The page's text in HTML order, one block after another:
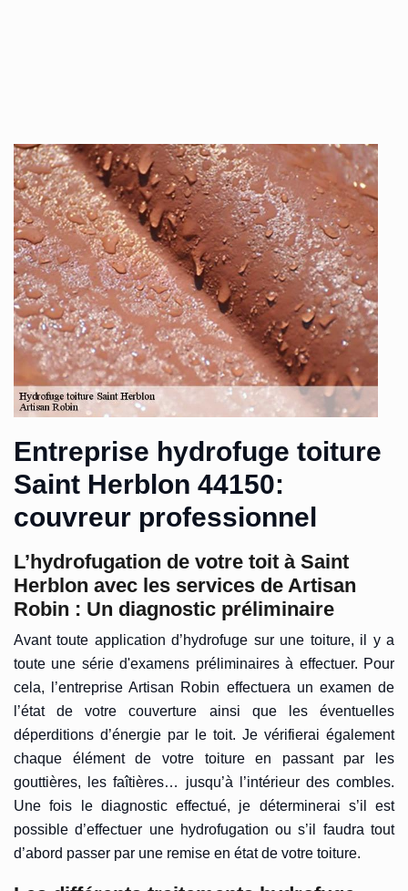
Entreprise hydrofuge toiture
Saint Herblon 44150:
couvreur professionnel
L’hydrofugation de votre toit à Saint
Herblon avec les services de Artisan
Robin : Un diagnostic préliminaire
Avant toute application d’hydrofuge sur une toiture, il y a
toute une série d'examens préliminaires à effectuer. Pour
cela, l’entreprise Artisan Robin effectuera un examen de
l’état de votre couverture ainsi que les éventuelles
déperditions d’énergie par le toit. Je vérifierai également
chaque élément de votre toiture en passant par les
gouttières, les faîtières… jusqu’à l’intérieur des combles.
Une fois le diagnostic effectué, je déterminerai s’il est
possible d’effectuer une hydrofugation ou s’il faudra tout
d’abord passer par une remise en état de votre toiture.